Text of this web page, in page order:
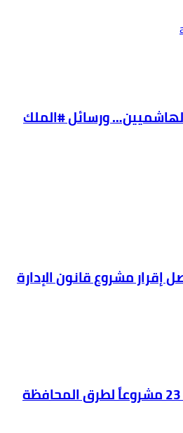
ورسائل #الملك
إقرار مشروع قانون الإدارة
“أشغال المفرق” تنفذ 23 مشروعاً لطرق المحافظة